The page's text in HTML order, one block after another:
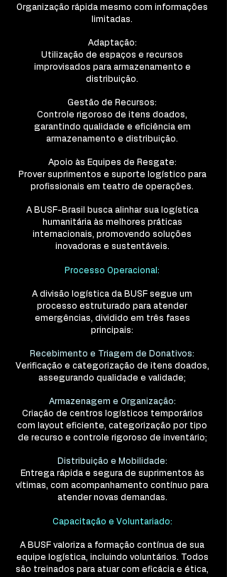
Organização rápida mesmo com informações
limitadas.
Adaptação:
Utilização de espaços e recursos
improvisados para armazenamento e
distribuição.
Gestão de Recursos:
Controle rigoroso de itens doados,
garantindo qualidade e eficiência em
armazenamento e distribuição.
Apoio às Equipes de Resgate:
Prover suprimentos e suporte logístico para
profissionais em teatro de operações.
A BUSF-Brasil busca alinhar sua logística
humanitária às melhores práticas
internacionais, promovendo soluções
inovadoras e sustentáveis.
Processo Operacional:
A divisão logística da BUSF segue um
processo estruturado para atender
emergências, dividido em três fases
principais:
Recebimento e Triagem de Donativos:
Verificação e categorização de itens doados,
assegurando qualidade e validade;
Armazenagem e Organização:
Criação de centros logísticos temporários
com layout eficiente, categorização por tipo
de recurso e controle rigoroso de inventário;
Distribuição e Mobilidade:
Entrega rápida e segura de suprimentos às
vítimas, com acompanhamento contínuo para
atender novas demandas.
Capacitação e Voluntariado:
A BUSF valoriza a formação contínua de sua
equipe logística, incluindo voluntários. Todos
são treinados para atuar com eficácia e ética,